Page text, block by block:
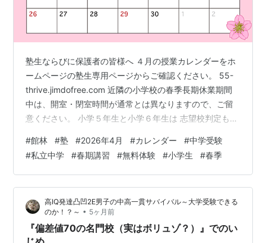
塾生ならびに保護者の皆様へ ４月の授業カレンダーをホ
ームページの塾生専用ページからご確認ください。 55-
thrive.jimdofree.com 近隣の小学校の春季長期休業期間
中は、開室・閉室時間が通常とは異なりますので、ご留
意ください。 小学５年生と小学６年生は 志望校判定も出
てください。 祝日は、開室・閉室時間が変更になります
ので、ご注意ください。 また、年間休講日がありますの
で、ご注意ください。 近隣の小学校の年間行事予定が判
明し次第、カレンダーを変更することがありますので、
ご留意願います。 ４月中に開催される、近隣の主な私立
中学校のオ…
#館林 #塾 #2026年4月 #カレンダー #中学受験
#私立中学 #春期講習 #無料体験 #小学生 #春季
高IQ発達凸凹2E男子の中高一貫サバイバル～大学受験できる
のか！？～ • 5ヶ月前
『偏差値70の名門校（実はボリュゾ？）』でのい